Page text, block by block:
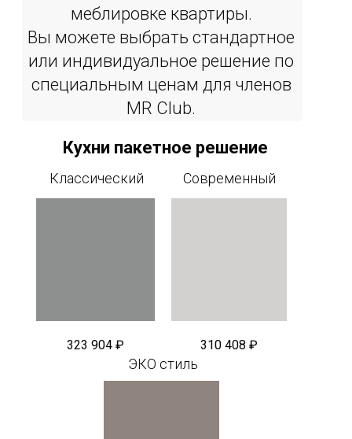
Кухни пакетное решение
меблировке квартиры.
Вы можете выбрать стандартное
или индивидуальное решение по
специальным ценам для членов
MR Сlub.
310 408 ₽
323 904 ₽
ЭКО стиль
Современный
Классический